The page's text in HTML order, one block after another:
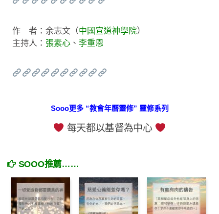
作 者：余志文（中國宣道神學院）
主持人： 張素心 、 李重恩
Sooo更多 “教會年曆靈修” 靈修系列
每天都以基督為中心
SOOO推薦……